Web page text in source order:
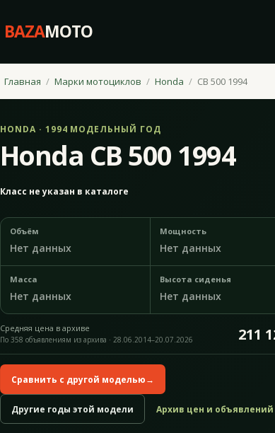
BAZAMOTO
Главная Марки мотоциклов Honda CB 500 1994
HONDA · 1994 МОДЕЛЬНЫЙ ГОД
Honda CB 500 1994
Класс не указан в каталоге
Объём
Нет данных
Мощность
Нет данных
Масса
Нет данных
Высота сиденья
Нет данных
Средняя цена в архиве 211
По 358 объявлениям из архива · 28.06.2014–20.07.2026
Сравнить с другой моделью→
Другие годы этой модели Архив цен и объявлений